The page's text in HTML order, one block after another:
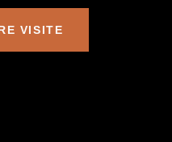
VISITE